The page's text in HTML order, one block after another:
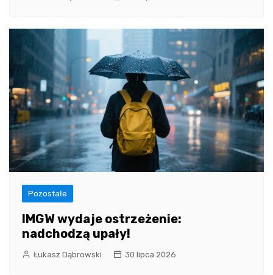
Pozostałe
IMGW wydaje ostrzeżenie:
nadchodzą upały!
Łukasz Dąbrowski 30 lipca 2026